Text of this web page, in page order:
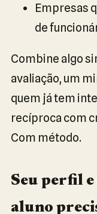
Empresas
de
Combine algo
avaliação, um
quem já tem
recíproca com
Com método.
Seu perfil e
aluno